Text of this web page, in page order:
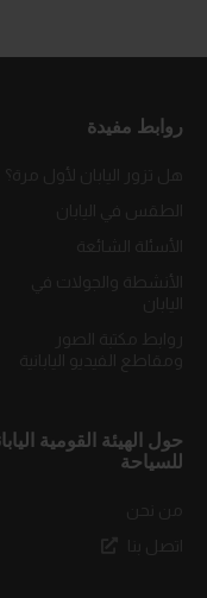
روابط مفيدة
حول الهيئة القومية
للسياحة